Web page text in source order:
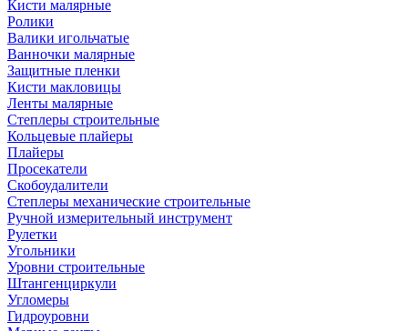
Кисти малярные
Ролики
Валики игольчатые
Ванночки малярные
Защитные пленки
Кисти макловицы
Ленты малярные
Степлеры строительные
Кольцевые плайеры
Плайеры
Просекатели
Скобоудалители
Степлеры механические строительные
Ручной измерительный инструмент
Рулетки
Угольники
Уровни строительные
Штангенциркули
Угломеры
Гидроуровни